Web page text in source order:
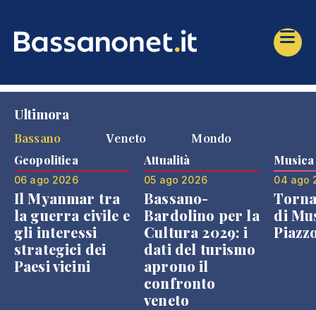
Ultimora
Bassano
Veneto Mondo
Geopolitica
06 ago 2026
Il Myanmar tra
la guerra civile e
gli interessi
strategici dei
Paesi vicini
Attualità
05 ago 2026
Bassano-
Bardolino per la
Cultura 2029: i
dati del turismo
aprono il
confronto
veneto
Musica
04 ago
di